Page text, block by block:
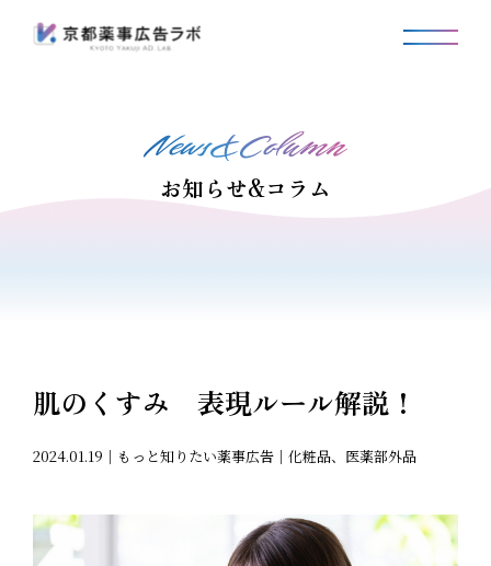
お知らせ&コラム
肌のくすみ 表現ルール解説！
2024.01.19｜もっと知りたい薬事広告｜化粧品、医薬部外品